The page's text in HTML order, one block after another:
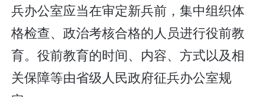
兵办公室应当在审定新兵前，集中组织体
格检查、政治考核合格的人员进行役前教
育。役前教育的时间、内容、方式以及相
关保障等由省级人民政府征兵办公室规